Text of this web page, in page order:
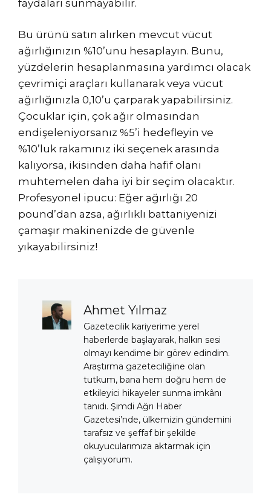
faydaları sunmayabilir.
Bu ürünü satın alırken mevcut vücut
ağırlığınızın %10’unu hesaplayın. Bunu,
yüzdelerin hesaplanmasına yardımcı olacak
çevrimiçi araçları kullanarak veya vücut
ağırlığınızla 0,10’u çarparak yapabilirsiniz.
Çocuklar için, çok ağır olmasından
endişeleniyorsanız %5’i hedefleyin ve
%10’luk rakamınız iki seçenek arasında
kalıyorsa, ikisinden daha hafif olanı
muhtemelen daha iyi bir seçim olacaktır.
Profesyonel ipucu: Eğer ağırlığı 20
pound’dan azsa, ağırlıklı battaniyenizi
çamaşır makinenizde de güvenle
yıkayabilirsiniz!
Ahmet Yılmaz
Gazetecilik kariyerime yerel
haberlerde başlayarak, halkın sesi
olmayı kendime bir görev edindim.
Araştırma gazeteciliğine olan
tutkum, bana hem doğru hem de
etkileyici hikayeler sunma imkânı
tanıdı. Şimdi Ağrı Haber
Gazetesi’nde, ülkemizin gündemini
tarafsız ve şeffaf bir şekilde
okuyucularımıza aktarmak için
çalışıyorum.